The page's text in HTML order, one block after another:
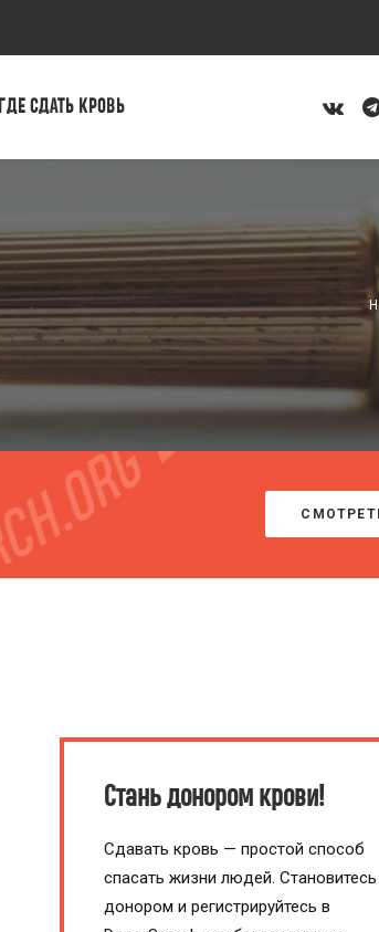
ГДЕ СДАТЬ КРОВЬ
Стань донором крови!
Сдавать кровь — простой способ
спасать жизни людей. Становитесь
донором и регистрируйтесь в